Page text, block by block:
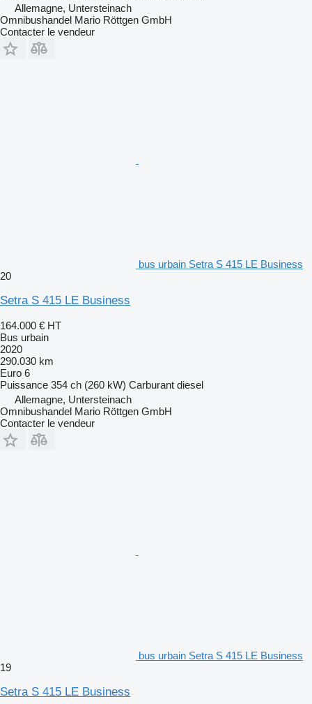
Allemagne, Untersteinach
Omnibushandel Mario Röttgen GmbH
Contacter le vendeur
bus urbain Setra S 415 LE Business
20
Setra S 415 LE Business
164.000 € HT
Bus urbain
2020
290.030 km
Euro 6
Puissance 354 ch (260 kW) Carburant diesel
Allemagne, Untersteinach
Omnibushandel Mario Röttgen GmbH
Contacter le vendeur
bus urbain Setra S 415 LE Business
19
Setra S 415 LE Business